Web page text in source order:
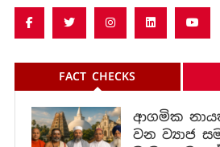
FACT CHECKS
ආගමික
වන ව්‍යාජ